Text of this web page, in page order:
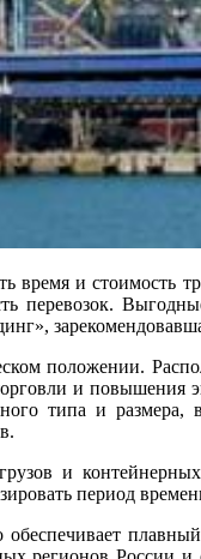
время и стоимость
перевозок.
положении.
и повышения
типа и размера,
и
период